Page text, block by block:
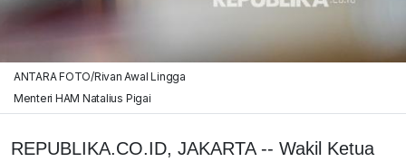
ANTARA FOTO/Rivan Awal Lingga
Menteri HAM Natalius Pigai
REPUBLIKA.CO.ID, JAKARTA -- Wakil Ketua